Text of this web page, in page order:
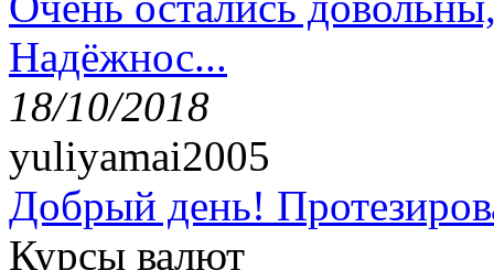
Надёжнос...
18/10/2018
yuliyamai2005
Добрый день!
Курсы валют